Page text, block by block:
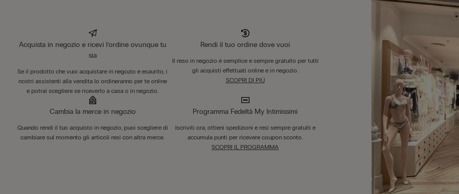
Acquista in negozio e ricevi l’ordine ovunque tu
sia
Se il prodotto che vuoi acquistare in negozio è esaurito, i
nostri assistenti alla vendita lo ordineranno per te online
e potrai scegliere se riceverlo a casa o in negozio.
Rendi il tuo ordine dove vuoi
Il reso in negozio è semplice e sempre gratuito per tutti
gli acquisti effettuati online e in negozio.
SCOPRI DI PIÙ
Cambia la merce in negozio
Quando rendi il tuo acquisto in negozio, puoi scegliere di
cambiare sul momento gli articoli resi con altra merce.
Programma Fedeltà My Intimissimi
Iscriviti ora, ottieni spedizioni e resi sempre gratuiti e
accumula punti per ricevere coupon sconto.
SCOPRI IL PROGRAMMA